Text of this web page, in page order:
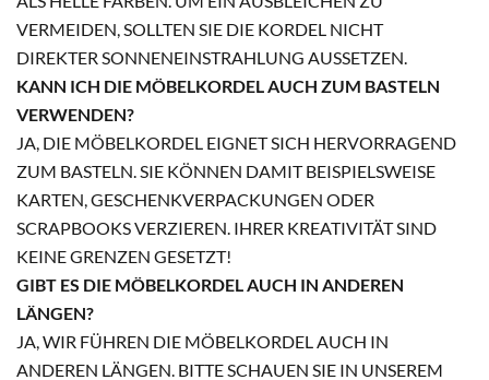
VERMEIDEN, SOLLTEN SIE DIE KORDEL NICHT
DIREKTER SONNENEINSTRAHLUNG AUSSETZEN.
KANN ICH DIE MÖBELKORDEL AUCH ZUM BASTELN
VERWENDEN?
JA, DIE MÖBELKORDEL EIGNET SICH HERVORRAGEND
ZUM BASTELN. SIE KÖNNEN DAMIT BEISPIELSWEISE
KARTEN, GESCHENKVERPACKUNGEN ODER
SCRAPBOOKS VERZIEREN. IHRER KREATIVITÄT SIND
KEINE GRENZEN GESETZT!
GIBT ES DIE MÖBELKORDEL AUCH IN ANDEREN
LÄNGEN?
JA, WIR FÜHREN DIE MÖBELKORDEL AUCH IN
ANDEREN LÄNGEN. BITTE SCHAUEN SIE IN UNSEREM